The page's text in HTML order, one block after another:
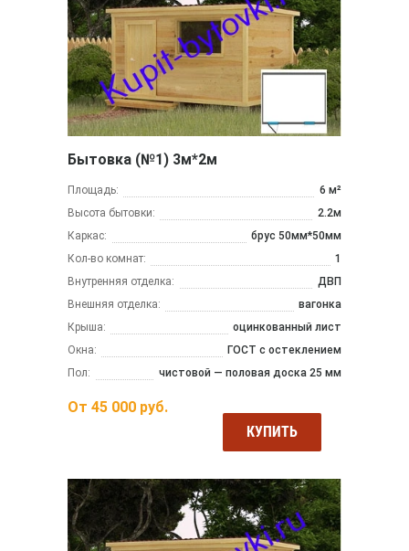
Бытовка (№1) 3м*2м
Площадь:
6 м²
Высота бытовки:
2.2м
Каркас:
брус 50мм*50мм
Кол-во комнат:
1
Внутренняя отделка:
ДВП
Внешняя отделка:
вагонка
Крыша:
оцинкованный лист
Окна:
ГОСТ с остеклением
Пол:
чистовой — половая доска 25 мм
От 45 000 руб.
КУПИТЬ